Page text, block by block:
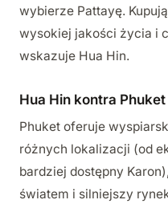
wybierze Pattayę.
wysokiej jakości życia i
wskazuje Hua Hin.
Hua Hin kontra Phuket
Phuket oferuje
różnych lokalizacji (od
bardziej dostępny
światem i silniejszy